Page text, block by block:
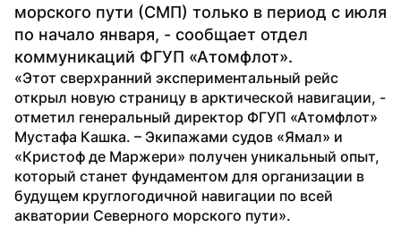
морского пути (СМП) только в период с июля
по начало января, - сообщает отдел
коммуникаций ФГУП «Атомфлот».
«Этот сверхранний экспериментальный рейс
открыл новую страницу в арктической навигации, -
отметил генеральный директор ФГУП «Атомфлот»
Мустафа Кашка. – Экипажами судов «Ямал» и
«Кристоф де Маржери» получен уникальный опыт,
который станет фундаментом для организации в
будущем круглогодичной навигации по всей
акватории Северного морского пути».